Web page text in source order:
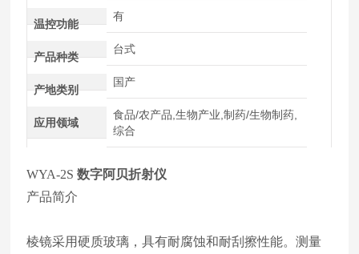
温控功能
有
产品种类
台式
产地类别
国产
应用领域
食品/农产品,生物产业,制药/生物制药,
综合
WYA-2S数字阿贝折射仪
产品简介
棱镜采用硬质玻璃，具有耐腐蚀和耐刮擦性能。测量